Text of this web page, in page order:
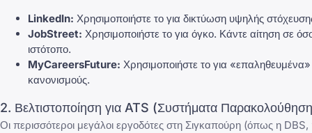
LinkedIn: Χρησιμοποιήστε το για δικτύωση υψηλής
JobStreet: Χρησιμοποιήστε το για όγκο. Κάντε αίτηση σε
ιστότοπο.
MyCareersFuture: Χρησιμοποιήστε το για
κανονισμούς.
2. Βελτιστοποίηση για ATS (Συστήματα
Οι περισσότεροι μεγάλοι εργοδότες στη Σιγκαπούρη (όπως η